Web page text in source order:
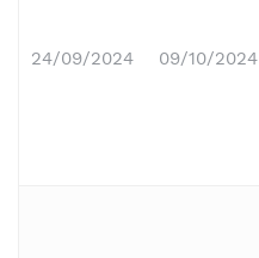
24/09/2024 09/10/2024